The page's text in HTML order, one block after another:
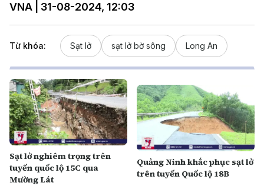
VNA | 31-08-2024, 12:03
Từ khóa: Sạt lở sạt lở bờ sông Long An
Sạt lở nghiêm trọng trên
tuyến quốc lộ 15C qua
Mường Lát
Quảng Ninh khắc phục sạt lở
trên tuyến Quốc lộ 18B